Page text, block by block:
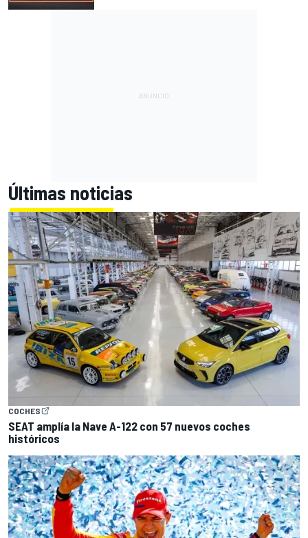
Últimas noticias
COCHES
SEAT amplía la Nave A-122 con 57 nuevos coches
históricos